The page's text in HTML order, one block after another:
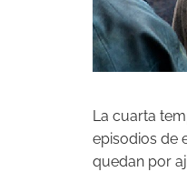
La cuarta
episodios de
quedan por